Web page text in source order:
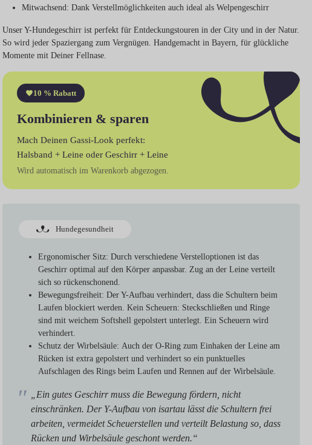
Mitwachsend : Dank Verstellmöglichkeiten auch ideal als Welpengeschirr
Unser Y-Hundegeschirr ist perfekt für Entdeckungstouren in der City und in der Natur.
So wird jeder Spaziergang zum Vergnügen. Handgemacht in Bayern, für glückliche
Momente mit Deiner Fellnase.
10 % Rabatt
Kombinieren & sparen
Mach Deinen Gassi-Look perfekt:
Halsband + Leine oder Geschirr + Leine
Wird automatisch im Warenkorb abgezogen.
Hundegesundheit
Ergonomischer Sitz: Durch verschiedene Verstelloptionen ist das
Geschirr optimal auf den Körper anpassbar. Zug an der Leine verteilt
sich so rückenschonend.
Bewegungsfreiheit: Der Y-Aufbau verhindert, dass die Schultern beim
Laufen blockiert werden. Kein Scheuern: Steckschließen und Ringe
sind mit weichem Softshell gepolstert unterlegt. Ein Scheuern wird
verhindert.
Schutz der Wirbelsäule: Auch der O-Ring zum Einhaken der Leine am
Rücken ist extra gepolstert und verhindert so ein punktuelles
Aufschlagen des Rings beim Laufen und Rennen auf der Wirbelsäule.
„Ein gutes Geschirr muss die Bewegung fördern, nicht
einschränken. Der Y-Aufbau von isartau lässt die Schultern frei
arbeiten, vermeidet Scheuerstellen und verteilt Belastung so, dass
Rücken und Wirbelsäule geschont werden.“